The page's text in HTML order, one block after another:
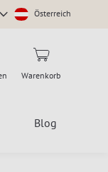
Store
Österreich
Warenkorb
Blog